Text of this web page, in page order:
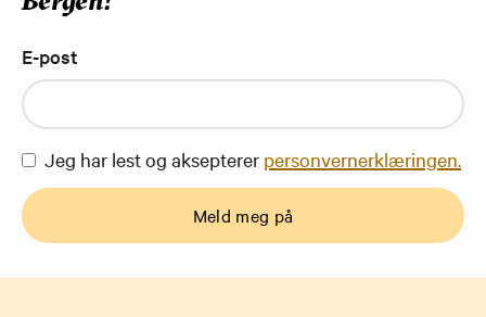
E-post
Jeg har lest og aksepterer personvernerklæringen.
Meld meg på